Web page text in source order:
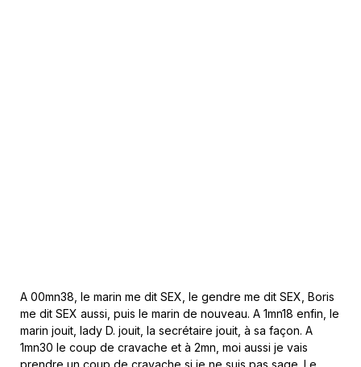
A 00mn38, le marin me dit SEX, le gendre me dit SEX, Boris
me dit SEX aussi, puis le marin de nouveau. A 1mn18 enfin, le
marin jouit, lady D. jouit, la secrétaire jouit, à sa façon. A
1mn30 le coup de cravache et à 2mn, moi aussi je vais
prendre un coup de cravache si je ne suis pas sage. Le